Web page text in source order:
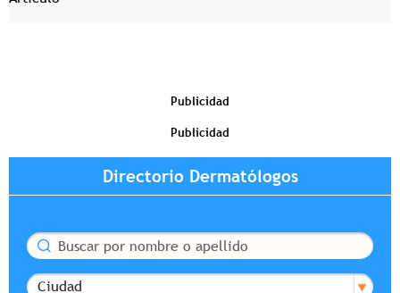
Publicidad
Publicidad
Directorio Dermatólogos
Buscar
Ciudad